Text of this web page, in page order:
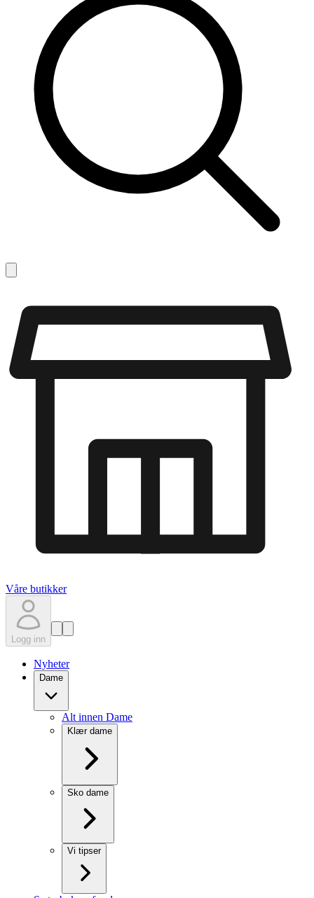
Våre butikker
Logg inn
Nyheter
Dame
Alt innen Dame
Klær dame
Sko dame
Vi tipser